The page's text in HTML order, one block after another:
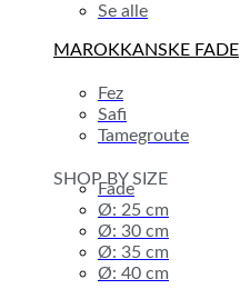
Se alle
MAROKKANSKE FADE
Fez
Safi
Tamegroute
SHOP BY SIZE
Fade
Ø: 25 cm
Ø: 30 cm
Ø: 35 cm
Ø: 40 cm